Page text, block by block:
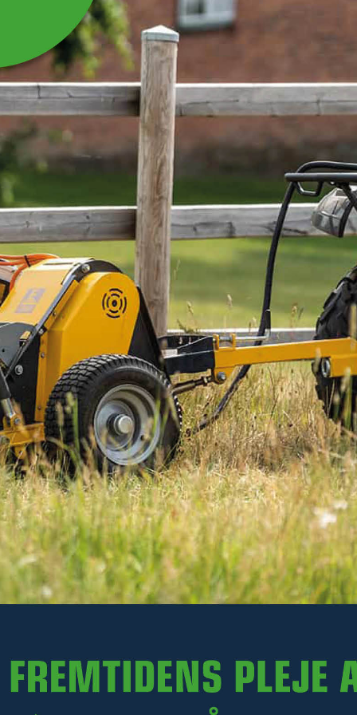
HYDRAULIKOLIEFILTER
TIL GRAVEAGGREGAT
Hydraulikoliefilter til graveaggregat 26-LW06
Læs mere
702 kr
Ekskl. moms
På lager
- +
LÆG I KURV
Varenr. R26-LW06.017